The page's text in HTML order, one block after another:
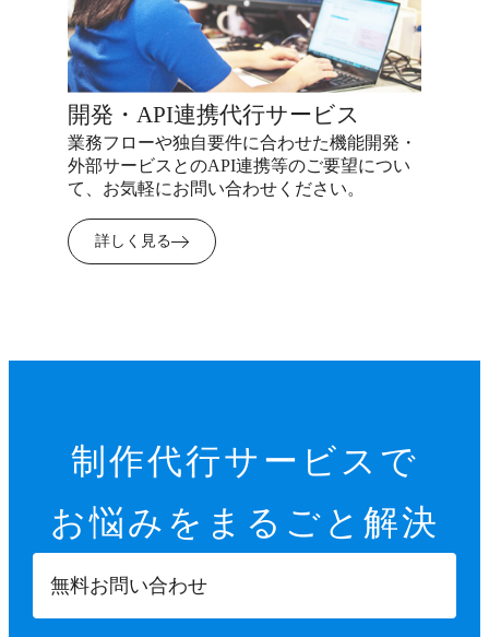
開発・API連携代行サービス
業務フローや独自要件に合わせた機能開発・
外部サービスとのAPI連携等のご要望につい
て、お気軽にお問い合わせください。
詳しく見る
制作代行サービスで
お悩みを まるごと解決
無料お問い合わせ